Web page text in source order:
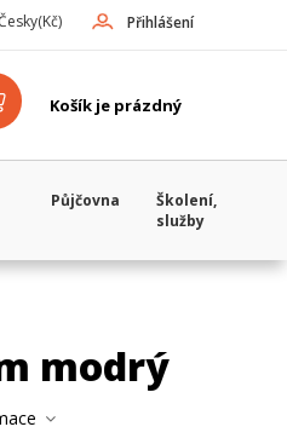
Přihlášení
(Kč)
Košík je prázdný
Půjčovna
Školení,
služby
modrý